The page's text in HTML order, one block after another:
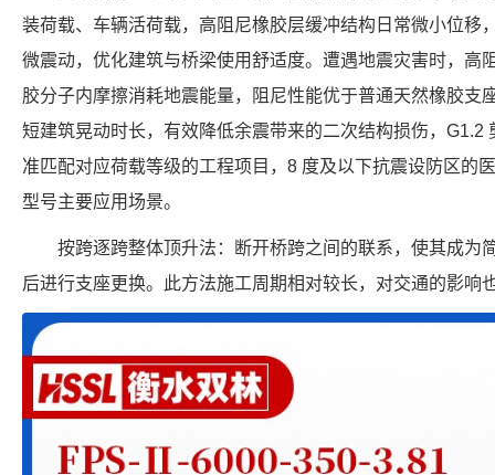
装荷载、车辆活荷载，高阻尼橡胶层缓冲结构日常微小位移
微震动，优化建筑与桥梁使用舒适度。遭遇地震灾害时，高
胶分子内摩擦消耗地震能量，阻尼性能优于普通天然橡胶支
短建筑晃动时长，有效降低余震带来的二次结构损伤，G1.2
准匹配对应荷载等级的工程项目，8 度及以下抗震设防区的
型号主要应用场景。
按跨逐跨整体顶升法：断开桥跨之间的联系，使其成为
后进行支座更换。此方法施工周期相对较长，对交通的影响